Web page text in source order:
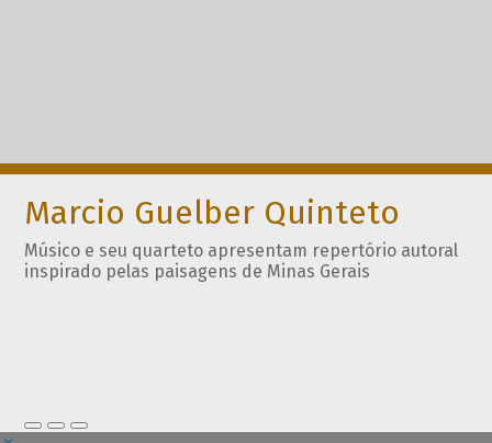
Marcio Guelber Quinteto
Músico e seu quarteto apresentam repertório autoral
inspirado pelas paisagens de Minas Gerais